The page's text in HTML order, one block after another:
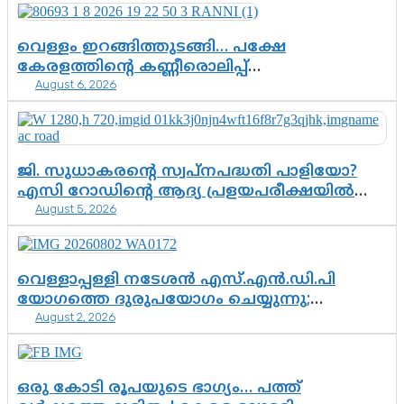
വെള്ളം ഇറങ്ങിത്തുടങ്ങി… പക്ഷേ
കേരളത്തിന്റെ കണ്ണീരൊലിപ്പ്
എന്നവസാനിക്കും?
August 6, 2026
ജി. സുധാകരന്റെ സ്വപ്നപദ്ധതി പാളിയോ?
എസി റോഡിന്റെ ആദ്യ പ്രളയപരീക്ഷയിൽ
ഉയരുന്നത് ഗുരുതര ചോദ്യങ്ങൾ
August 5, 2026
വെള്ളാപ്പള്ളി നടേശൻ എസ്.എൻ.ഡി.പി
യോഗത്തെ ദുരുപയോഗം ചെയ്യുന്നു;
ശ്രീനാരായണ പ്രസ്ഥാനത്തെ കാർന്നുതിന്നുന്ന
വിഷവിത്ത്: ഗോകുലം ഗോപാലൻ
August 2, 2026
ഒരു കോടി രൂപയുടെ ഭാഗ്യം… പത്ത്